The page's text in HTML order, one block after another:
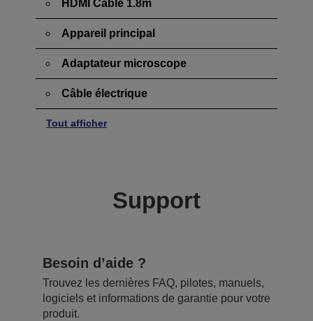
HDMI Cable 1.8m
Appareil principal
Adaptateur microscope
Câble électrique
Tout afficher
Support
Besoin d’aide ?
Trouvez les dernières FAQ, pilotes, manuels,
logiciels et informations de garantie pour votre
produit.